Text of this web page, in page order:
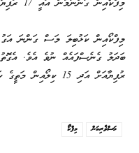
މިފްކޯއިން ގަންނަމުން އައީ 17 ރުފިޔާ އަށެވެ.
މިފްކޯއިން ކަޅުބިލަ މަސް ގަންނަ
ރުފިޔާއަށް އަދި 15 ކިލޯއިން މަތީގެ ކަންނެލި ކިލޯއެއް ގަންނަނީ 25 ރުފިޔާ އަށެވެ.
މަސްވެރިކަން މިފްކޯ